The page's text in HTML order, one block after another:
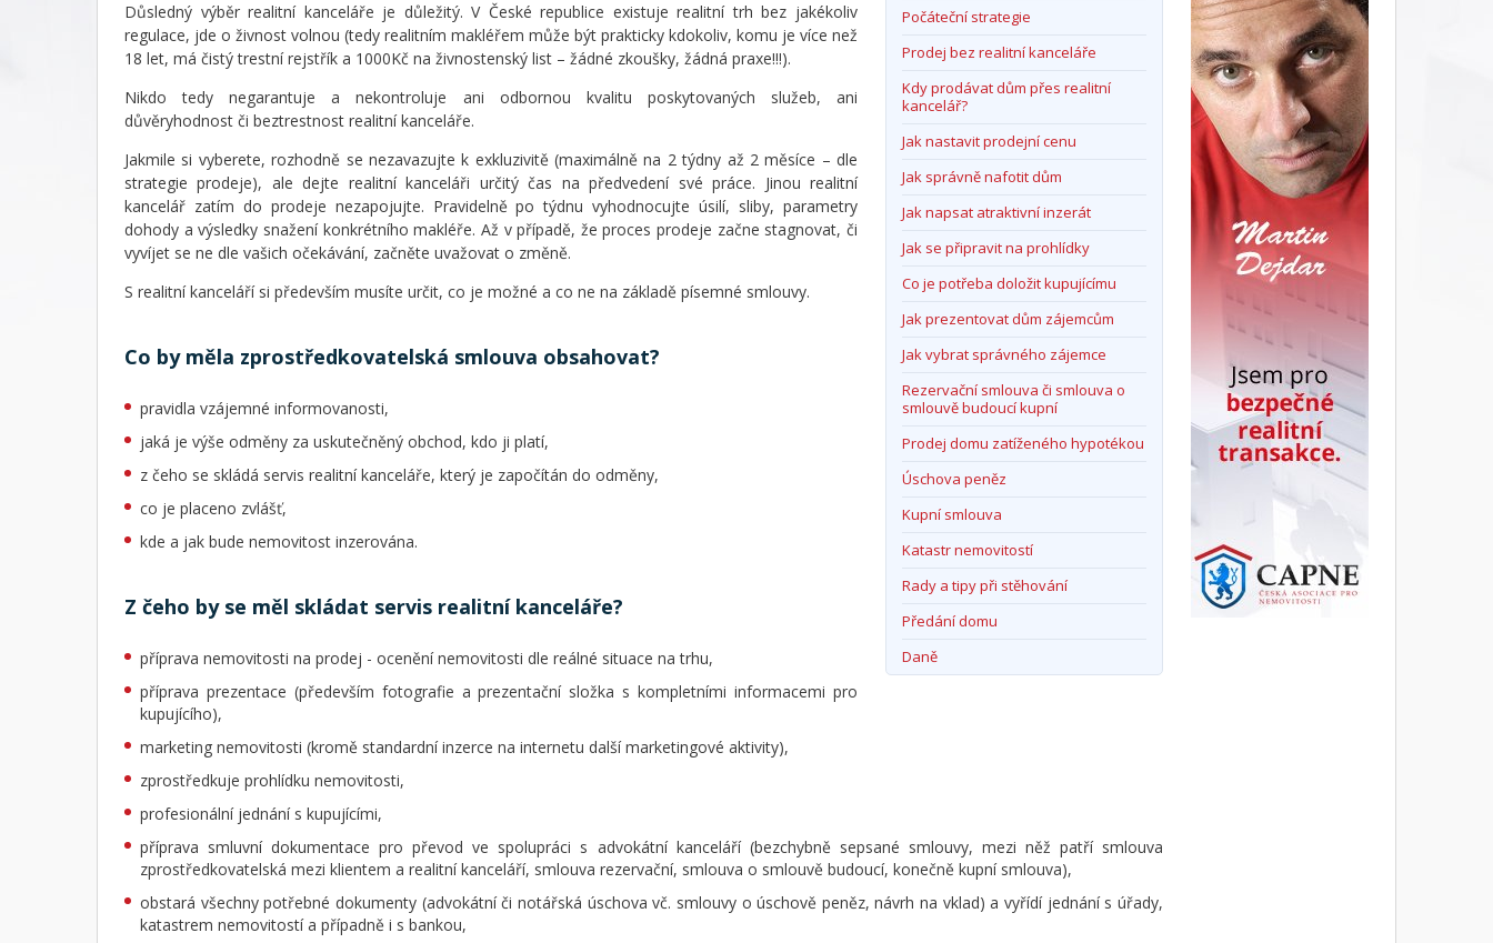
Počáteční strategie
Prodej bez realitní kanceláře
Kdy prodávat dům přes realitní
kancelář?
Jak nastavit prodejní cenu
Jak správně nafotit dům
Jak napsat atraktivní inzerát
Jak se připravit na prohlídky
Co je potřeba doložit kupujícímu
Jak prezentovat dům zájemcům
Jak vybrat správného zájemce
Rezervační smlouva či smlouva o
smlouvě budoucí kupní
Prodej domu zatíženého hypotékou
Úschova peněz
Kupní smlouva
Katastr nemovitostí
Rady a tipy při stěhování
Předání domu
Daně
Důsledný výběr realitní kanceláře je důležitý. V České republice existuje realitní trh bez jakékoliv
regulace, jde o živnost volnou (tedy realitním makléřem může být prakticky kdokoliv, komu je více než
18 let, má čistý trestní rejstřík a 1000Kč na živnostenský list – žádné zkoušky, žádná praxe!!!).
Nikdo tedy negarantuje a nekontroluje ani odbornou kvalitu poskytovaných služeb, ani
důvěryhodnost či beztrestnost realitní kanceláře.
Jakmile si vyberete, rozhodně se nezavazujte k exkluzivitě (maximálně na 2 týdny až 2 měsíce – dle
strategie prodeje), ale dejte realitní kanceláři určitý čas na předvedení své práce. Jinou realitní
kancelář zatím do prodeje nezapojujte. Pravidelně po týdnu vyhodnocujte úsilí, sliby, parametry
dohody a výsledky snažení konkrétního makléře. Až v případě, že proces prodeje začne stagnovat, či
vyvíjet se ne dle vašich očekávání, začněte uvažovat o změně.
S realitní kanceláří si především musíte určit, co je možné a co ne na základě písemné smlouvy.
Co by měla zprostředkovatelská smlouva obsahovat?
pravidla vzájemné informovanosti,
jaká je výše odměny za uskutečněný obchod, kdo ji platí,
z čeho se skládá servis realitní kanceláře, který je započítán do odměny,
co je placeno zvlášť,
kde a jak bude nemovitost inzerována.
Z čeho by se měl skládat servis realitní kanceláře?
příprava nemovitosti na prodej - ocenění nemovitosti dle reálné situace na trhu,
příprava prezentace (především fotografie a prezentační složka s kompletními informacemi pro
kupujícího),
marketing nemovitosti (kromě standardní inzerce na internetu další marketingové aktivity),
zprostředkuje prohlídku nemovitosti,
profesionální jednání s kupujícími,
příprava smluvní dokumentace pro převod ve spolupráci s advokátní kanceláří (bezchybně sepsané smlouvy, mezi něž patří smlouva
zprostředkovatelská mezi klientem a realitní kanceláří, smlouva rezervační, smlouva o smlouvě budoucí, konečně kupní smlouva),
obstará všechny potřebné dokumenty (advokátní či notářská úschova vč. smlouvy o úschově peněz, návrh na vklad) a vyřídí jednání s úřady,
katastrem nemovitostí a případně i s bankou,